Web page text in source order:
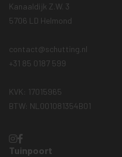
Kanaaldijk Z.W. 3
5706 LD Helmond
contact@schutting.nl
+31 85 0187 599
KVK: 17015965
BTW: NL001081354B01
Tuinpoort